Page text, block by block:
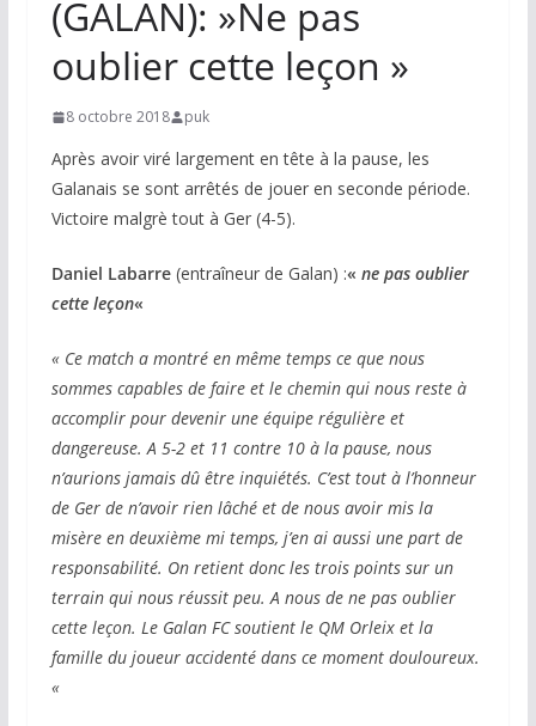
(GALAN): »Ne pas
oublier cette leçon »
8 octobre 2018 puk
Après avoir viré largement en tête à la pause, les
Galanais se sont arrêtés de jouer en seconde période.
Victoire malgrè tout à Ger (4-5).
Daniel Labarre(entraîneur de Galan) :« ne pas oublier
cette leçon«
« Ce match a montré en même temps ce que nous
sommes capables de faire et le chemin qui nous reste à
accomplir pour devenir une équipe régulière et
dangereuse. A 5-2 et 11 contre 10 à la pause, nous
n’aurions jamais dû être inquiétés. C’est tout à l’honneur
de Ger de n’avoir rien lâché et de nous avoir mis la
misère en deuxième mi temps, j’en ai aussi une part de
responsabilité. On retient donc les trois points sur un
terrain qui nous réussit peu. A nous de ne pas oublier
cette leçon. Le Galan FC soutient le QM Orleix et la
famille du joueur accidenté dans ce moment douloureux.
«